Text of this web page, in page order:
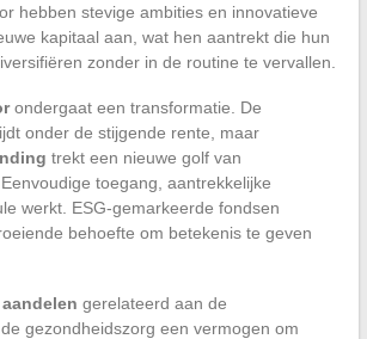
hebben stevige ambities en innovatieve
kapitaal aan, wat hen aantrekt die hun
zonder in de routine te vervallen.
ondergaat een transformatie. De
onder de stijgende rente, maar
trekt een nieuwe golf van
toegang, aantrekkelijke
werkt. ESG-gemarkeerde fondsen
behoefte om betekenis te geven
aandelen gerelateerd aan de
gezondheidszorg een vermogen om